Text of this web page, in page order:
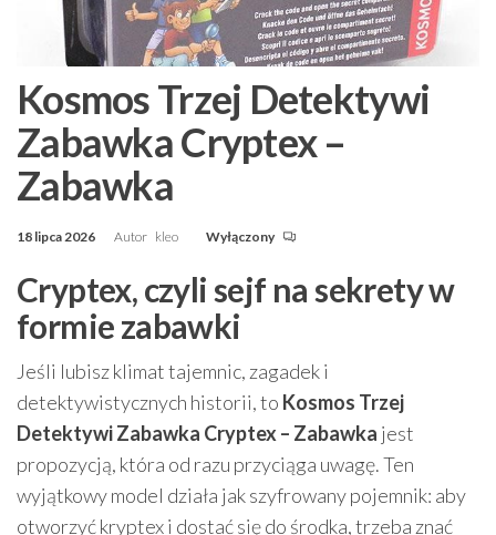
Kosmos Trzej Detektywi
Zabawka Cryptex –
Zabawka
18 lipca 2026 Autor kleo Wyłączony
Cryptex, czyli sejf na sekrety w
formie zabawki
Jeśli lubisz klimat tajemnic, zagadek i
detektywistycznych historii, to Kosmos Trzej
Detektywi Zabawka Cryptex – Zabawka jest
propozycją, która od razu przyciąga uwagę. Ten
wyjątkowy model działa jak szyfrowany pojemnik: aby
otworzyć kryptex i dostać się do środka, trzeba znać